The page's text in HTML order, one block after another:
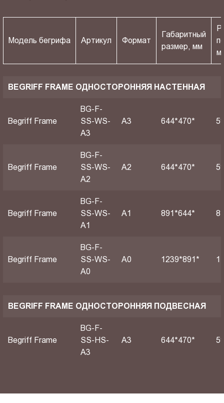
Модель бегрифа Артикул Формат
Габаритный
размер, мм
BEGRIFF FRAME ОДНОСТОРОННЯЯ НАСТЕННАЯ
Begriff Frame
BG-F-
SS-WS-
A3
A3 644*470*
Begriff Frame
BG-F-
SS-WS-
A2
A2 644*470*
Begriff Frame
BG-F-
SS-WS-
A1
А1 891*644*
Begriff Frame
BG-F-
SS-WS-
A0
А0 1239*891*
BEGRIFF FRAME ОДНОСТОРОННЯЯ ПОДВЕСНАЯ
Begriff Frame
BG-F-
SS-HS-
A3
A3 644*470*